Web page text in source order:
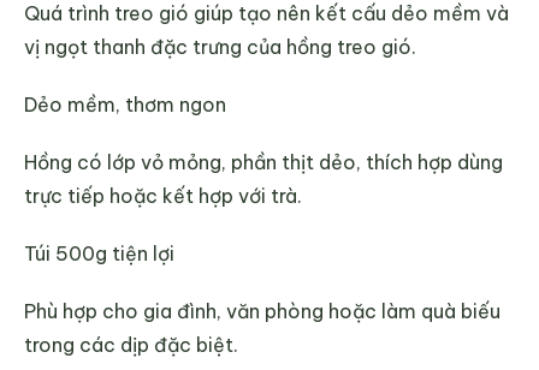
Quá trình treo gió giúp tạo nên kết cấu dẻo mềm và
vị ngọt thanh đặc trưng của hồng treo gió.
Dẻo mềm, thơm ngon
Hồng có lớp vỏ mỏng, phần thịt dẻo, thích hợp dùng
trực tiếp hoặc kết hợp với trà.
Túi 500g tiện lợi
Phù hợp cho gia đình, văn phòng hoặc làm quà biếu
trong các dịp đặc biệt.